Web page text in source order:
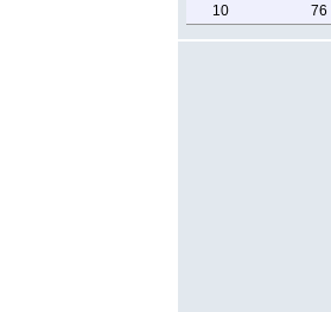
10
76